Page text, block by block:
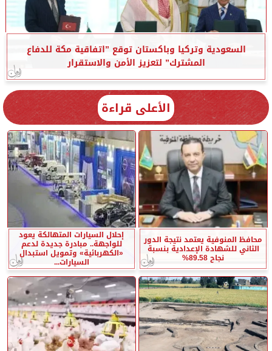
السعودية وتركيا وباكستان توقع ”اتفاقية مكة للدفاع
المشترك” لتعزيز الأمن والاستقرار
الأعلى قراءة
محافظ المنوفية يعتمد نتيجة الدور
الثاني للشهادة الإعدادية بنسبة
نجاح 89.58%
إحلال السيارات المتهالكة يعود
للواجهة.. مبادرة جديدة لدعم
«الكهربائية» وتمويل استبدال
السيارات...